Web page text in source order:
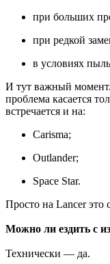
при больших
при редкой
в условиях
И тут важный
проблема касается
встречается и на:
Carisma;
Outlander;
Space Star.
Просто на Lancer это
Можно ли ездить с
Технически — да.